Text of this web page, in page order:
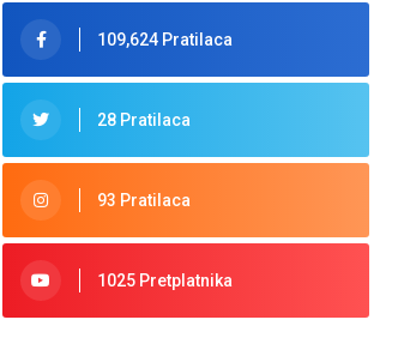
109,624 Pratilaca
28 Pratilaca
93 Pratilaca
1025 Pretplatnika